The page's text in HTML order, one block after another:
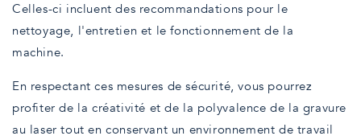
Celles-ci incluent des recommandations pour le
nettoyage, l'entretien et le fonctionnement de la
machine.
En respectant ces mesures de sécurité, vous pourrez
profiter de la créativité et de la polyvalence de la gravure
au laser tout en conservant un environnement de travail